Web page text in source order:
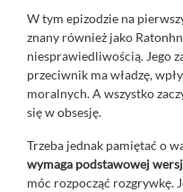
W tym epizodzie na
znany również jako
niesprawiedliwością. Jego
przeciwnik ma władzę,
moralnych. A wszystko
się w obsesję.
Trzeba jednak pamiętać o
wymaga podstawowej
móc rozpocząć rozgrywkę.